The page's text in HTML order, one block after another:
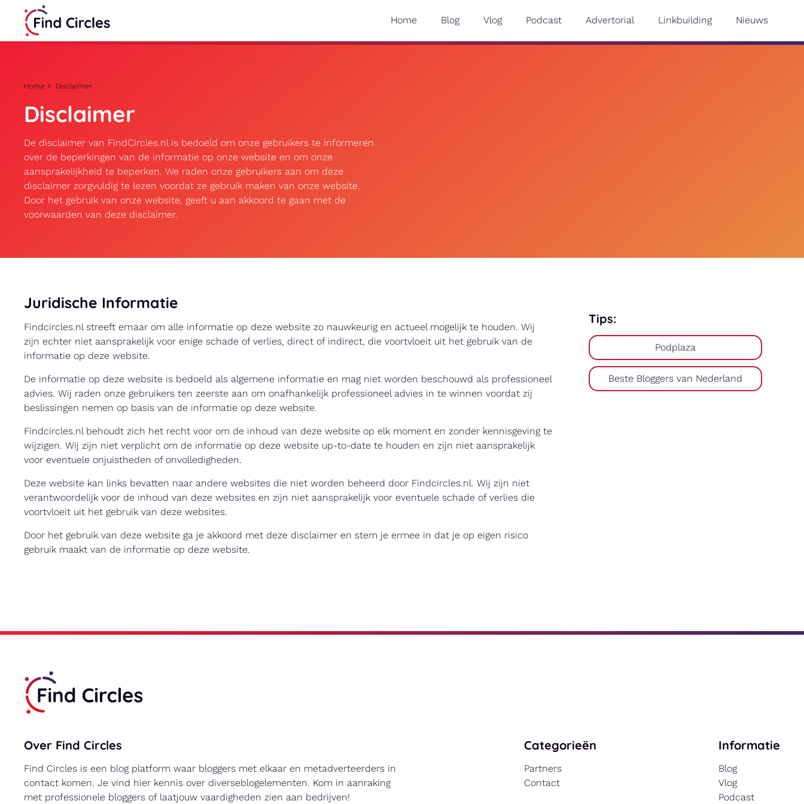
Home Blog Vlog Podcast Advertorial Linkbuilding Nieuws
Home Disclaimer
Disclaimer
De disclaimer van FindCircles.nl is bedoeld om onze gebruikers te informeren
over de beperkingen van de informatie op onze website en om onze
aansprakelijkheid te beperken. We raden onze gebruikers aan om deze
disclaimer zorgvuldig te lezen voordat ze gebruik maken van onze website.
Door het gebruik van onze website, geeft u aan akkoord te gaan met de
voorwaarden van deze disclaimer.
Juridische Informatie
Findcircles.nl streeft ernaar om alle informatie op deze website zo nauwkeurig en actueel mogelijk te houden. Wij
zijn echter niet aansprakelijk voor enige schade of verlies, direct of indirect, die voortvloeit uit het gebruik van de
informatie op deze website.
De informatie op deze website is bedoeld als algemene informatie en mag niet worden beschouwd als professioneel
advies. Wij raden onze gebruikers ten zeerste aan om onafhankelijk professioneel advies in te winnen voordat zij
beslissingen nemen op basis van de informatie op deze website.
Findcircles.nl behoudt zich het recht voor om de inhoud van deze website op elk moment en zonder kennisgeving te
wijzigen. Wij zijn niet verplicht om de informatie op deze website up-to-date te houden en zijn niet aansprakelijk
voor eventuele onjuistheden of onvolledigheden.
Deze website kan links bevatten naar andere websites die niet worden beheerd door Findcircles.nl. Wij zijn niet
verantwoordelijk voor de inhoud van deze websites en zijn niet aansprakelijk voor eventuele schade of verlies die
voortvloeit uit het gebruik van deze websites.
Door het gebruik van deze website ga je akkoord met deze disclaimer en stem je ermee in dat je op eigen risico
gebruik maakt van de informatie op deze website.
Tips:
Podplaza
Beste Bloggers van Nederland
Over Find Circles
Find Circles is een blog platform waar bloggers met elkaar en metadverteerders in
contact komen. Je vind hier kennis over diverseblogelementen. Kom in aanraking
met professionele bloggers of laatjouw vaardigheden zien aan bedrijven!
Categorieën
Partners
Contact
Informatie
Blog
Vlog
Podcast